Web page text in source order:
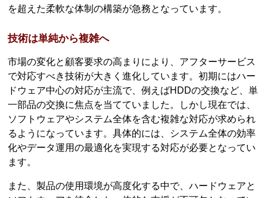
を超えた柔軟な体制の構築が急務となっています。
技術は単純から複雑へ
市場の変化と顧客要求の高まりにより、アフターサービス
で対応すべき技術が大きく進化しています。初期にはハー
ドウェア中心の対応が主流で、例えばHDDの交換など、単
一部品の交換に焦点を当てていました。しかし現在では、
ソフトウェアやシステム全体を含む複雑な対応が求められ
るようになっています。具体的には、システム全体の効率
化やデータ運用の最適化を実現する対応が必要となってい
ます。
また、製品の使用環境が高度化する中で、ハードウェアと